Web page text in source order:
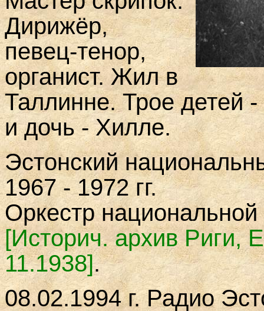
Дирижёр,
певец-тенор,
органист. Жил в
Таллинне. Трое детей
и дочь - Хилле.
Эстонский
1967 - 1972 гг.
Оркестр
[Историч. архив Риги,
11.1938].
08.02.1994 г. Радио